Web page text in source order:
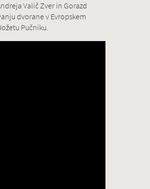
Valič Zver in Gorazd
dvorane v Evropskem
Pučniku.